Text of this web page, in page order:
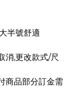
半號舒適
消,更改款式/尺
商品部分訂金需